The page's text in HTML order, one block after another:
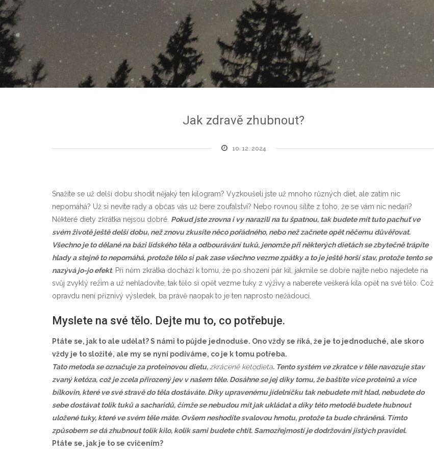
Jak zdravě zhubnout?
10. 12. 2024
Snažíte se už delší dobu shodit nějaký ten kilogram? Vyzkoušeli jste už mnoho různých diet, ale zatím nic
nepomáhá? Už si nevíte rady a občas vás už bere zoufalství? Nebo rovnou šílíte z toho, že se vám nic nedaří?
Některé diety zkrátka nejsou dobré. Pokud jste zrovna i vy narazili na tu špatnou, tak budete mít tuto pachuť ve
svém životě ještě delší dobu, než znovu zkusíte něco pořádného, nebo než začnete opět něčemu důvěřovat.
Všechno je to dělané na bázi lidského těla a odbourávání tuků, jenomže při některých dietách se zbytečně trápíte
hlady a stejně to nepomáhá, protože tělo si pak zase všechno vezme zpátky a to je ještě horší stav, protože tento se
nazývá jo-jo efekt. Při něm zkrátka dochází k tomu, že po shození pár kil, jakmile se dobře najíte nebo najedete na
svůj zvyklý režim a už nehladovíte, tak tělo si opět vezme tuky z výživy a naberete veškerá kila opět na své tělo. Což
opravdu není příznivý výsledek, ba právě naopak to je ten naprosto nežádoucí.
Myslete na své tělo. Dejte mu to, co potřebuje.
Ptáte se, jak to ale udělat? S námi to půjde jednoduše. Ono vždy se říká, že je to jednoduché, ale skoro
vždy je to složité, ale my se nyní podíváme, co je k tomu potřeba.
Tato metoda se označuje za proteinovou dietu, zkráceně ketodieta. Tento systém ve zkratce v těle navozuje stav
zvaný ketóza, což je zcela přirozený jev v našem těle. Dosáhne se jej díky tomu, že baštíte více proteinů a více
bílkovin, které ve své stravě do těla dostáváte. Díky upravenému jídelníčku tak nebudete mít hlad, nebudete do
sebe dostávat tolik tuků a sacharidů, čímže se nebudou mít jak ukládat a díky této metodě budete hubnout
uložené tuky, které ve svém těle máte. Ovšem neshodíte svalovou hmotu, protože ta bude chráněná. Tímto
způsobem se dá zhubnout tolik kilo, kolik sami budete chtít. Samozřejmostí je dodržování jistých pravidel.
Ptáte se, jak je to se cvičením?